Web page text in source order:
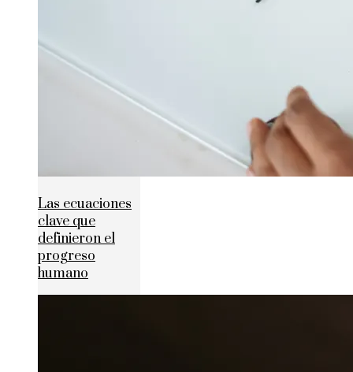
Las ecuaciones
clave que
definieron el
progreso
humano